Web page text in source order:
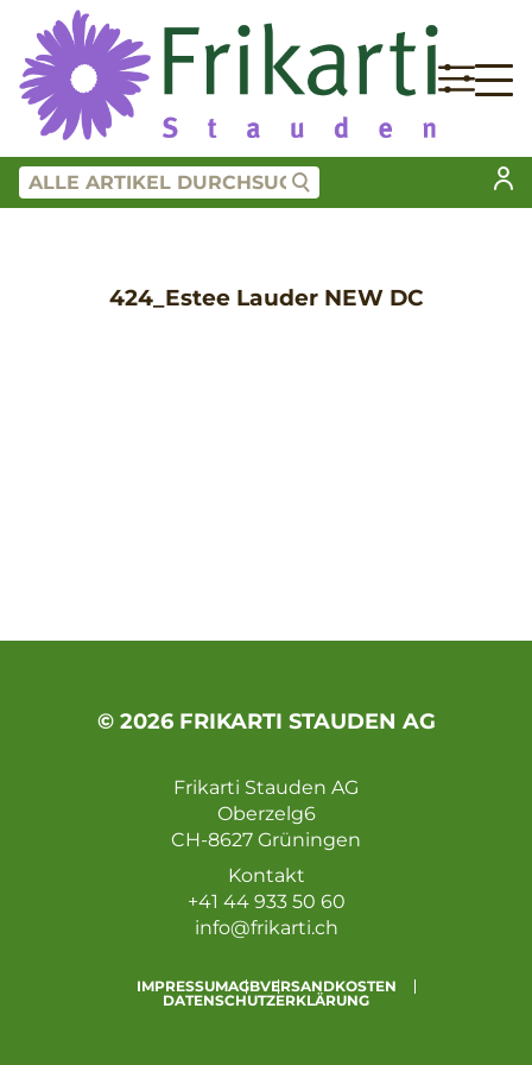
424_Estee Lauder NEW DC
© 2026 FRIKARTI STAUDEN AG
Frikarti Stauden AG
Oberzelg6
CH-8627 Grüningen
Kontakt
+41 44 933 50 60
info@frikarti.ch
IMPRESSUMAGBVERSANDKOSTEN
DATENSCHUTZERKLÄRUNG